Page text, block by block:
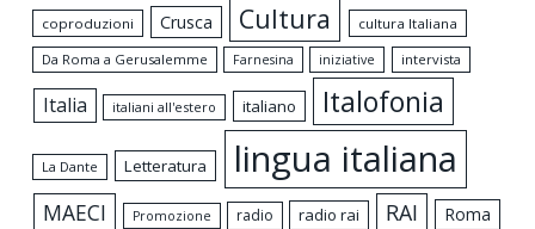
coproduzioni Crusca Cultura
cultura Italiana
Da Roma a Gerusalemme
Farnesina iniziative intervista
Italia italiani all'estero italiano Italofonia
La Dante Letteratura lingua italiana
MAECI Promozione radio radio rai RAI
Roma